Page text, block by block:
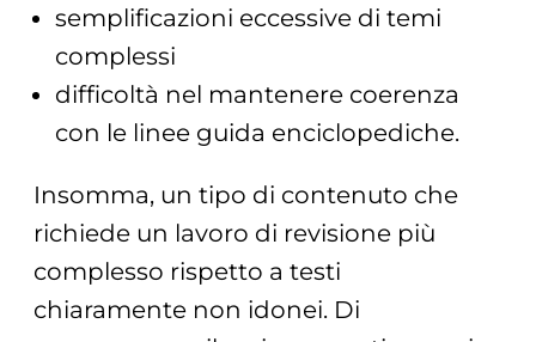
semplificazioni eccessive di temi
complessi
difficoltà nel mantenere coerenza
con le linee guida enciclopediche.
Insomma, un tipo di contenuto che
richiede un lavoro di revisione più
complesso rispetto a testi
chiaramente non idonei. Di